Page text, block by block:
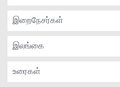
இறைநேசர்கள்
இலங்கை
உரைகள்